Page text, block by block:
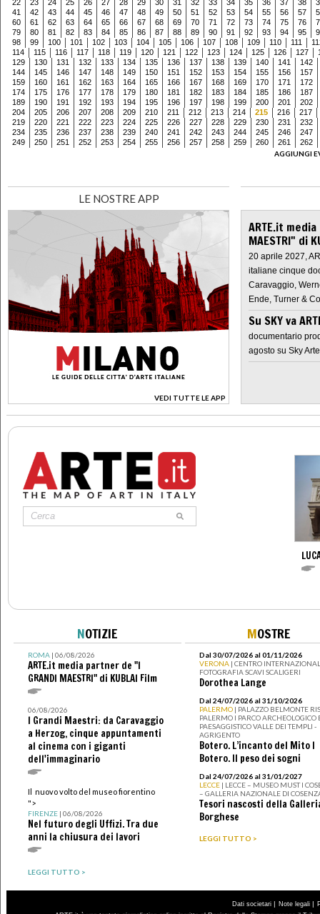
22 23 24 25 26 27 28 29 30 31 32 33 34 35 36 37 38
41
42 43 44 45 46 47 48 49 50 51 52 53 54 55 56 57
60
61 62 63 64 65 66 67 68 69 70 71 72 73 74 75 76
79
80 81 82 83 84 85 86 87 88 89 90 91 92 93 94 95
98
99 100 101 102 103 104 105 106 107 108 109 110 111
114
115 116 117 118 119 120 121 122 123 124 125 126 127
129
130 131 132 133 134 135 136 137 138 139 140 141
142
144
145 146 147 148 149 150 151 152 153 154 155 156
157
159
160 161 162 163 164 165 166 167 168 169 170 171
172
174
175 176 177 178 179 180 181 182 183 184 185 186
187
189
190 191 192 193 194 195 196 197 198 199 200 201
202
204
205 206 207 208 209 210 211 212 213 214 215 216
217
219
220 221 222 223 224 225 226 227 228 229 230 231
232
234
235 236 237 238 239 240 241 242 243 244 245 246
247
249
250 251 252 253 254 255 256 257 258 259 260 261
262
AGGIUNGI
LE NOSTRE APP
VEDI TUTTE LE APP
>
ARTE.it
MAESTRI" di
20 aprile 2027,
italiane cinque
Caravaggio,
Ende, Turner &
Su SKY va
documentario
agosto su Sky Arte
NOTIZIE
ROMA| 06/08/2026
ARTE.it media partner de "I
GRANDI MAESTRI" di KUBLAI Film
06/08/2026
I Grandi Maestri: da Caravaggio
a Herzog, cinque appuntamenti
al cinema con i giganti
dell'immaginario
Il nuovo volto del museo fiorentino
">
FIRENZE| 06/08/2026
Nel futuro degli Uffizi. Tra due
anni la chiusura dei lavori
LEGGI TUTTO >
MOSTRE
Dal 30/07/2026 al 01/11/2026
VERONA | CENTRO
FOTOGRAFIA SCAVI SCALIGERI
Dorothea Lange
Dal 24/07/2026 al 31/10/2026
PALERMO | PALAZZO BELMONTE
PALERMO I PARCO ARCHEOLOGICO
PAESAGGISTICO VALLE DEI TEMPLI -
AGRIGENTO
Botero. L’incanto del Mito I
Botero. Il peso dei sogni
Dal 24/07/2026 al 31/01/2027
LECCE | LECCE – MUSEO MUST I
– GALLERIA NAZIONALE DI
Tesori nascosti della
Borghese
LEGGI TUTTO >
Dati societari | Note legali |